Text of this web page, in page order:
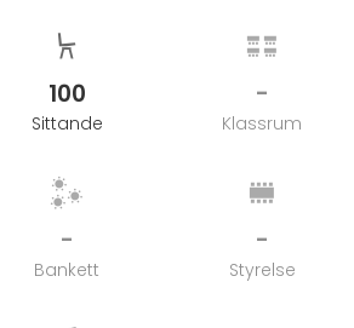
100
Sittande
-
Klassrum
-
Bankett
-
Styrelse